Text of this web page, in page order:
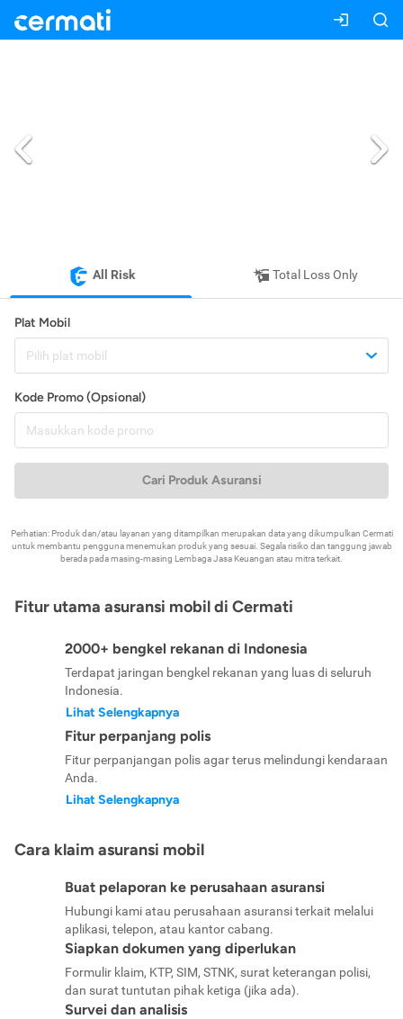
All Risk Total Loss Only
Plat Mobil
Pilih plat mobil
Kode Promo (Opsional)
Cari Produk Asuransi
Perhatian: Produk dan/atau layanan yang ditampilkan merupakan data yang dikumpulkan Cermati
untuk membantu pengguna menemukan produk yang sesuai. Segala risiko dan tanggung jawab
berada pada masing-masing Lembaga Jasa Keuangan atau mitra terkait.
Fitur utama asuransi mobil di Cermati
2000+ bengkel rekanan di Indonesia
Terdapat jaringan bengkel rekanan yang luas di seluruh
Indonesia.
Lihat Selengkapnya
Fitur perpanjang polis
Fitur perpanjangan polis agar terus melindungi kendaraan
Anda.
Lihat Selengkapnya
Cara klaim asuransi mobil
Buat pelaporan ke perusahaan asuransi
Hubungi kami atau perusahaan asuransi terkait melalui
aplikasi, telepon, atau kantor cabang.
Siapkan dokumen yang diperlukan
Formulir klaim, KTP, SIM, STNK, surat keterangan polisi,
dan surat tuntutan pihak ketiga (jika ada).
Survei dan analisis